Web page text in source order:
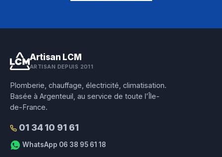
Artisan LCM
ARTISAN DEPUIS 2011
Plomberie, chauffage, électricité, climatisation.
Basée à Argenteuil, au service de toute l’Île-
de-France.
01 34 10 91 61
WhatsApp 06 38 95 61 18